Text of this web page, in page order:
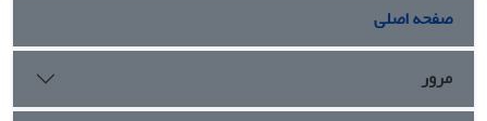
صفحه اصلی
مرور